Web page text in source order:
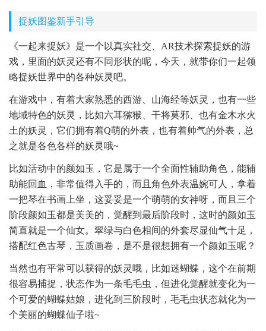
捉妖图鉴新手引导
《一起来捉妖》是一个以真实社交、AR技术探索捉妖的游
戏，里面的妖灵还有不同形状的呢，今天，就带你们一起领
略捉妖世界中的各种妖灵吧。
在游戏中，有着大家熟悉的西游、山海经等妖灵，也有一些
地域特色的妖灵，比如六耳猕猴、干将莫邪、也有金木水火
土的妖灵，它们拥有着Q萌的外表，也有着帅气的外表，总
之就是各色各样的妖灵哦~
比如活动中的颜如玉，它是属于一个全面性辅助角色，能辅
助能回血，非常值得入手的，而且角色外表温婉可人，拿着
一把琴在书画上坐，这妥妥是一个萌萌的女神呀，而且三个
阶段颜如玉都是美美的，觉醒到最后阶段时，这时的颜如玉
简直就是一个仙女。翠绿与白色相间的外套尽显仙气十足，
搭配红色古琴，玉质画卷，是不是很想拥有一个颜如玉呢？
当然也有平常可以获得的妖灵哦，比如迷蝴蝶，这个在前期
很容易捕捉，状态作为一条毛毛虫，但进化觉醒就变化为一
个可爱的蝴蝶姑娘，进化到三阶段时，毛毛虫状态就化为一
个美丽的蝴蝶仙子啦~